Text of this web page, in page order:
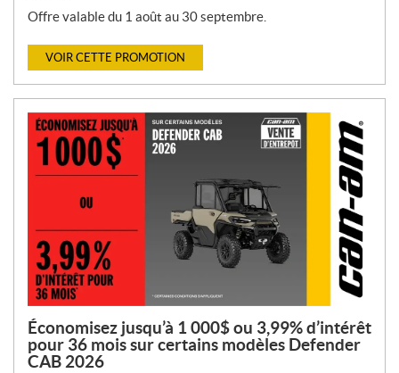
Offre valable du 1 août au 30 septembre.
VOIR CETTE PROMOTION
Économisez jusqu’à 1 000$ ou 3,99% d’intérêt
pour 36 mois sur certains modèles Defender
CAB 2026